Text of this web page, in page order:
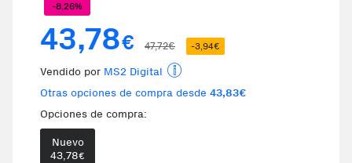
-8,26%
43,78€ 47,72€ -3,94€
Vendido por MS2 Digital
Otras opciones de compra desde 43,83€
Opciones de compra:
Nuevo
43,78€